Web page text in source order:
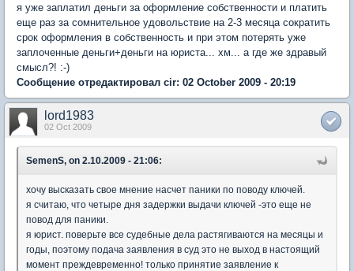
я уже заплатил деньги за оформление собственности и платить
еще раз за сомнительное удовольствие на 2-3 месяца сократить
срок оформления в собственность и при этом потерять уже
заплоченные деньги+деньги на юриста... хм... а где же здравый
смысл?! :-)
Сообщение отредактировал cir: 02 October 2009 - 20:19
lord1983
02 Oct 2009
SemenS, on 2.10.2009 - 21:06:
хочу высказать свое мнение насчет паники по поводу ключей.
я считаю, что четыре дня задержки выдачи ключей -это еще не
повод для паники.
я юрист. поверьте все судебные дела растягиваются на месяцы и
годы, поэтому подача заявления в суд это не выход в настоящий
момент преждевременно! только принятие заявление к